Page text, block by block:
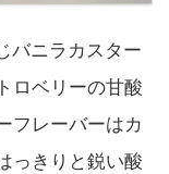
バニラカスター
ロベリーの甘酸
フレーバーはカ
っきりと鋭い酸